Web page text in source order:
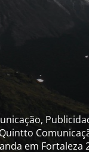
em Fortaleza